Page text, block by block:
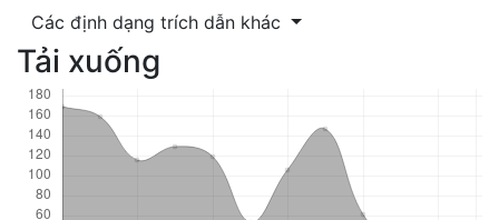
Các định dạng trích dẫn khác
Tải xuống